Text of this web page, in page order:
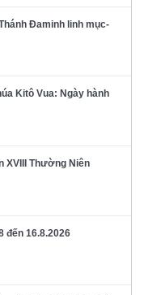
Đaminh linh mục-
Kitô Vua: Ngày hành
XVIII Thường Niên
đến 16.8.2026